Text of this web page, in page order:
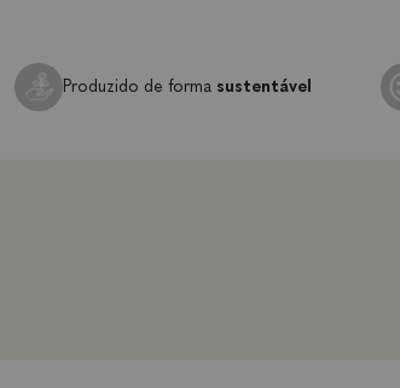
Produzido de forma sustentável